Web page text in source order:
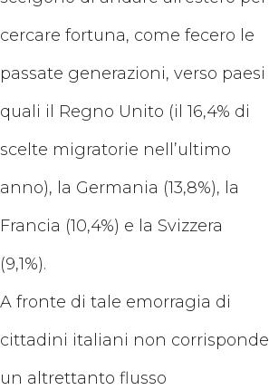
cercare fortuna, come fecero le
passate generazioni, verso paesi
quali il Regno Unito (il 16,4% di
scelte migratorie nell’ultimo
anno), la Germania (13,8%), la
Francia (10,4%) e la Svizzera
(9,1%).
A fronte di tale emorragia di
cittadini italiani non corrisponde
un altrettanto flusso